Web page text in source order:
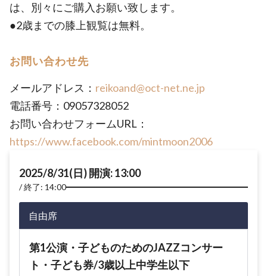
は、別々にご購入お願い致します。
●2歳までの膝上観覧は無料。
お問い合わせ先
メールアドレス： reikoand@oct-net.ne.jp
電話番号：09057328052
お問い合わせフォームURL：
https://www.facebook.com/mintmoon2006
2025/8/31(日) 開演: 13:00
終了: 14:00
自由席
第1公演・子どものためのJAZZコンサー
ト・子ども券/3歳以上中学生以下